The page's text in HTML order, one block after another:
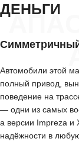
ДЕНЬГИ
Автомобили этой
полный привод,
поведение на
— одни из самых
а версии Impreza и
надёжности в